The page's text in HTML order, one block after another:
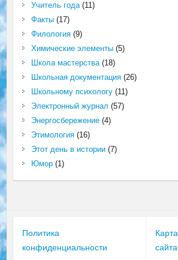
Учитель года(11)
Факты(17)
Филология(9)
Химические элементы(5)
Школа мастерства(18)
Школьная документация(26)
Школьному психологу(11)
Электронный журнал (57)
Энергосбережение(4)
Этимология(16)
Этот день в истории(7)
Юмор(1)
Политика
конфиденциальности
Карта
сайта